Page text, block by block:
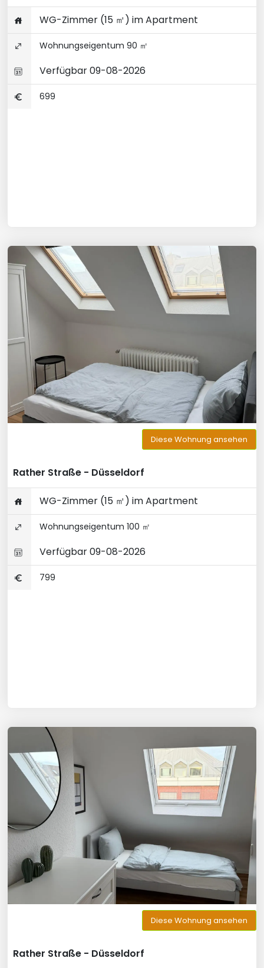
WG-Zimmer (15 ㎡) im Apartment
Wohnungseigentum 90 ㎡
Verfügbar 09-08-2026
699
Diese Wohnung ansehen
Rather Straße - Düsseldorf
WG-Zimmer (15 ㎡) im Apartment
Wohnungseigentum 100 ㎡
Verfügbar 09-08-2026
799
Diese Wohnung ansehen
Rather Straße - Düsseldorf